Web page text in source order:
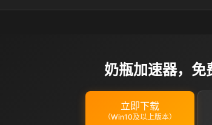
奶瓶加速器，免
立即下载
（Win10及以上版本）